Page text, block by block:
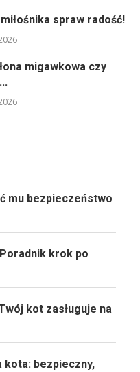
spraw radość!
migawkowa czy
mu bezpieczeństwo
krok po
kot zasługuje na
kota: bezpieczny,